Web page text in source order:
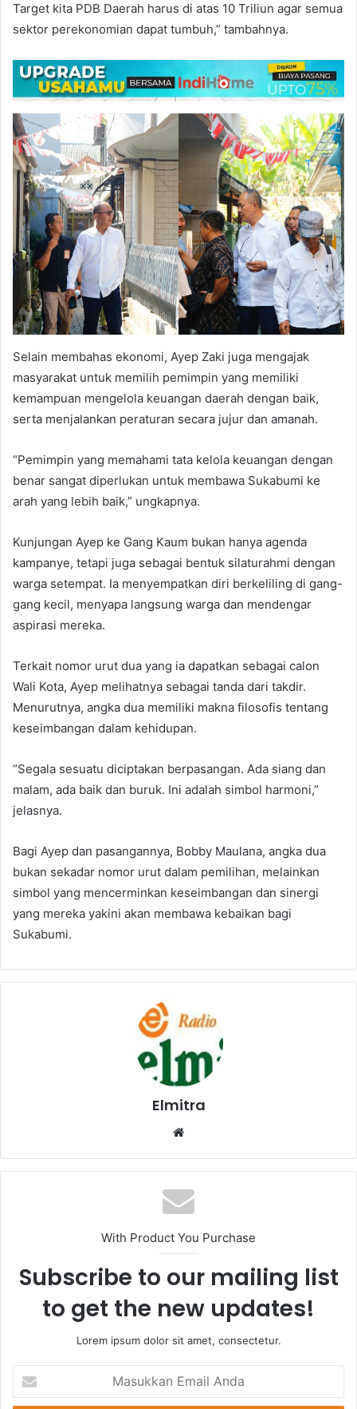
Target kita PDB Daerah harus di atas 10 Triliun agar semua
sektor perekonomian dapat tumbuh,” tambahnya.
Selain membahas ekonomi, Ayep Zaki juga mengajak
masyarakat untuk memilih pemimpin yang memiliki
kemampuan mengelola keuangan daerah dengan baik,
serta menjalankan peraturan secara jujur dan amanah.
“Pemimpin yang memahami tata kelola keuangan dengan
benar sangat diperlukan untuk membawa Sukabumi ke
arah yang lebih baik,” ungkapnya.
Kunjungan Ayep ke Gang Kaum bukan hanya agenda
kampanye, tetapi juga sebagai bentuk silaturahmi dengan
warga setempat. Ia menyempatkan diri berkeliling di gang-
gang kecil, menyapa langsung warga dan mendengar
aspirasi mereka.
Terkait nomor urut dua yang ia dapatkan sebagai calon
Wali Kota, Ayep melihatnya sebagai tanda dari takdir.
Menurutnya, angka dua memiliki makna filosofis tentang
keseimbangan dalam kehidupan.
“Segala sesuatu diciptakan berpasangan. Ada siang dan
malam, ada baik dan buruk. Ini adalah simbol harmoni,”
jelasnya.
Bagi Ayep dan pasangannya, Bobby Maulana, angka dua
bukan sekadar nomor urut dalam pemilihan, melainkan
simbol yang mencerminkan keseimbangan dan sinergi
yang mereka yakini akan membawa kebaikan bagi
Sukabumi.
Elmitra
Website
With Product You Purchase
Subscribe to our mailing list
to get the new updates!
Lorem ipsum dolor sit amet, consectetur.
Email
Anda